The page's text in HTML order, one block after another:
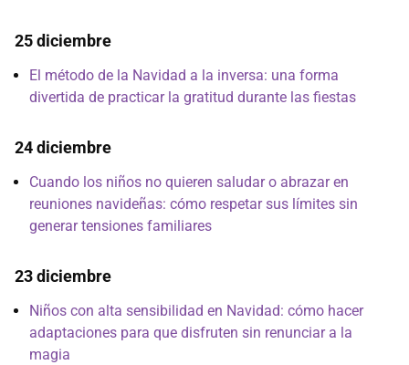
25 diciembre
El método de la Navidad a la inversa: una forma
divertida de practicar la gratitud durante las fiestas
24 diciembre
Cuando los niños no quieren saludar o abrazar en
reuniones navideñas: cómo respetar sus límites sin
generar tensiones familiares
23 diciembre
Niños con alta sensibilidad en Navidad: cómo hacer
adaptaciones para que disfruten sin renunciar a la
magia